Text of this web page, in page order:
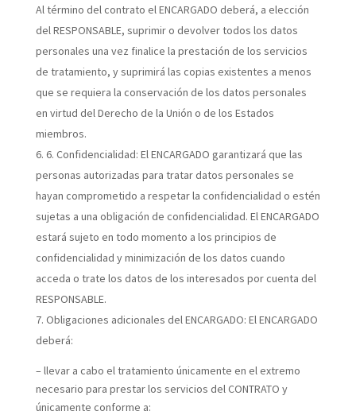
Al término del contrato el ENCARGADO deberá, a elección
del RESPONSABLE, suprimir o devolver todos los datos
personales una vez finalice la prestación de los servicios
de tratamiento, y suprimirá las copias existentes a menos
que se requiera la conservación de los datos personales
en virtud del Derecho de la Unión o de los Estados
miembros.
6. Confidencialidad: El ENCARGADO garantizará que las
personas autorizadas para tratar datos personales se
hayan comprometido a respetar la confidencialidad o estén
sujetas a una obligación de confidencialidad. El ENCARGADO
estará sujeto en todo momento a los principios de
confidencialidad y minimización de los datos cuando
acceda o trate los datos de los interesados por cuenta del
RESPONSABLE.
Obligaciones adicionales del ENCARGADO: El ENCARGADO
deberá:
– llevar a cabo el tratamiento únicamente en el extremo
necesario para prestar los servicios del CONTRATO y
únicamente conforme a: